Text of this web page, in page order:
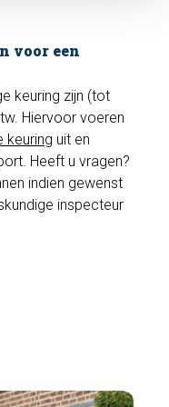
voor een
keuring zijn (tot
Hiervoor voeren
keuring uit en
Heeft u vragen?
indien gewenst
inspecteur